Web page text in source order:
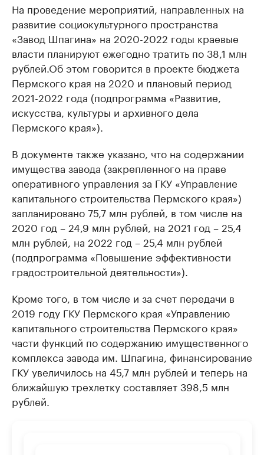
На проведение мероприятий, направленных на
развитие социокультурного пространства
«Завод Шпагина» на 2020-2022 годы краевые
власти планируют ежегодно тратить по 38,1 млн
рублей.Об этом говорится в проекте бюджета
Пермского края на 2020 и плановый период
2021-2022 года (подпрограмма «Развитие,
искусства, культуры и архивного дела
Пермского края»).
В документе также указано, что на содержании
имущества завода (закрепленного на праве
оперативного управления за ГКУ «Управление
капитального строительства Пермского края»)
запланировано 75,7 млн рублей, в том числе на
2020 год – 24,9 млн рублей, на 2021 год – 25,4
млн рублей, на 2022 год – 25,4 млн рублей
(подпрограмма «Повышение эффективности
градостроительной деятельности»).
Кроме того, в том числе и за счет передачи в
2019 году ГКУ Пермского края «Управлению
капитального строительства Пермского края»
части функций по содержанию имущественного
комплекса завода им. Шпагина, финансирование
ГКУ увеличилось на 45,7 млн рублей и теперь на
ближайшую трехлетку составляет 398,5 млн
рублей.